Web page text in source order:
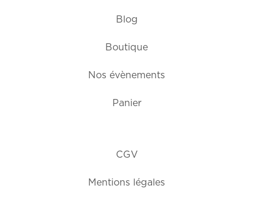
Blog
Boutique
Nos évènements
Panier
CGV
Mentions légales